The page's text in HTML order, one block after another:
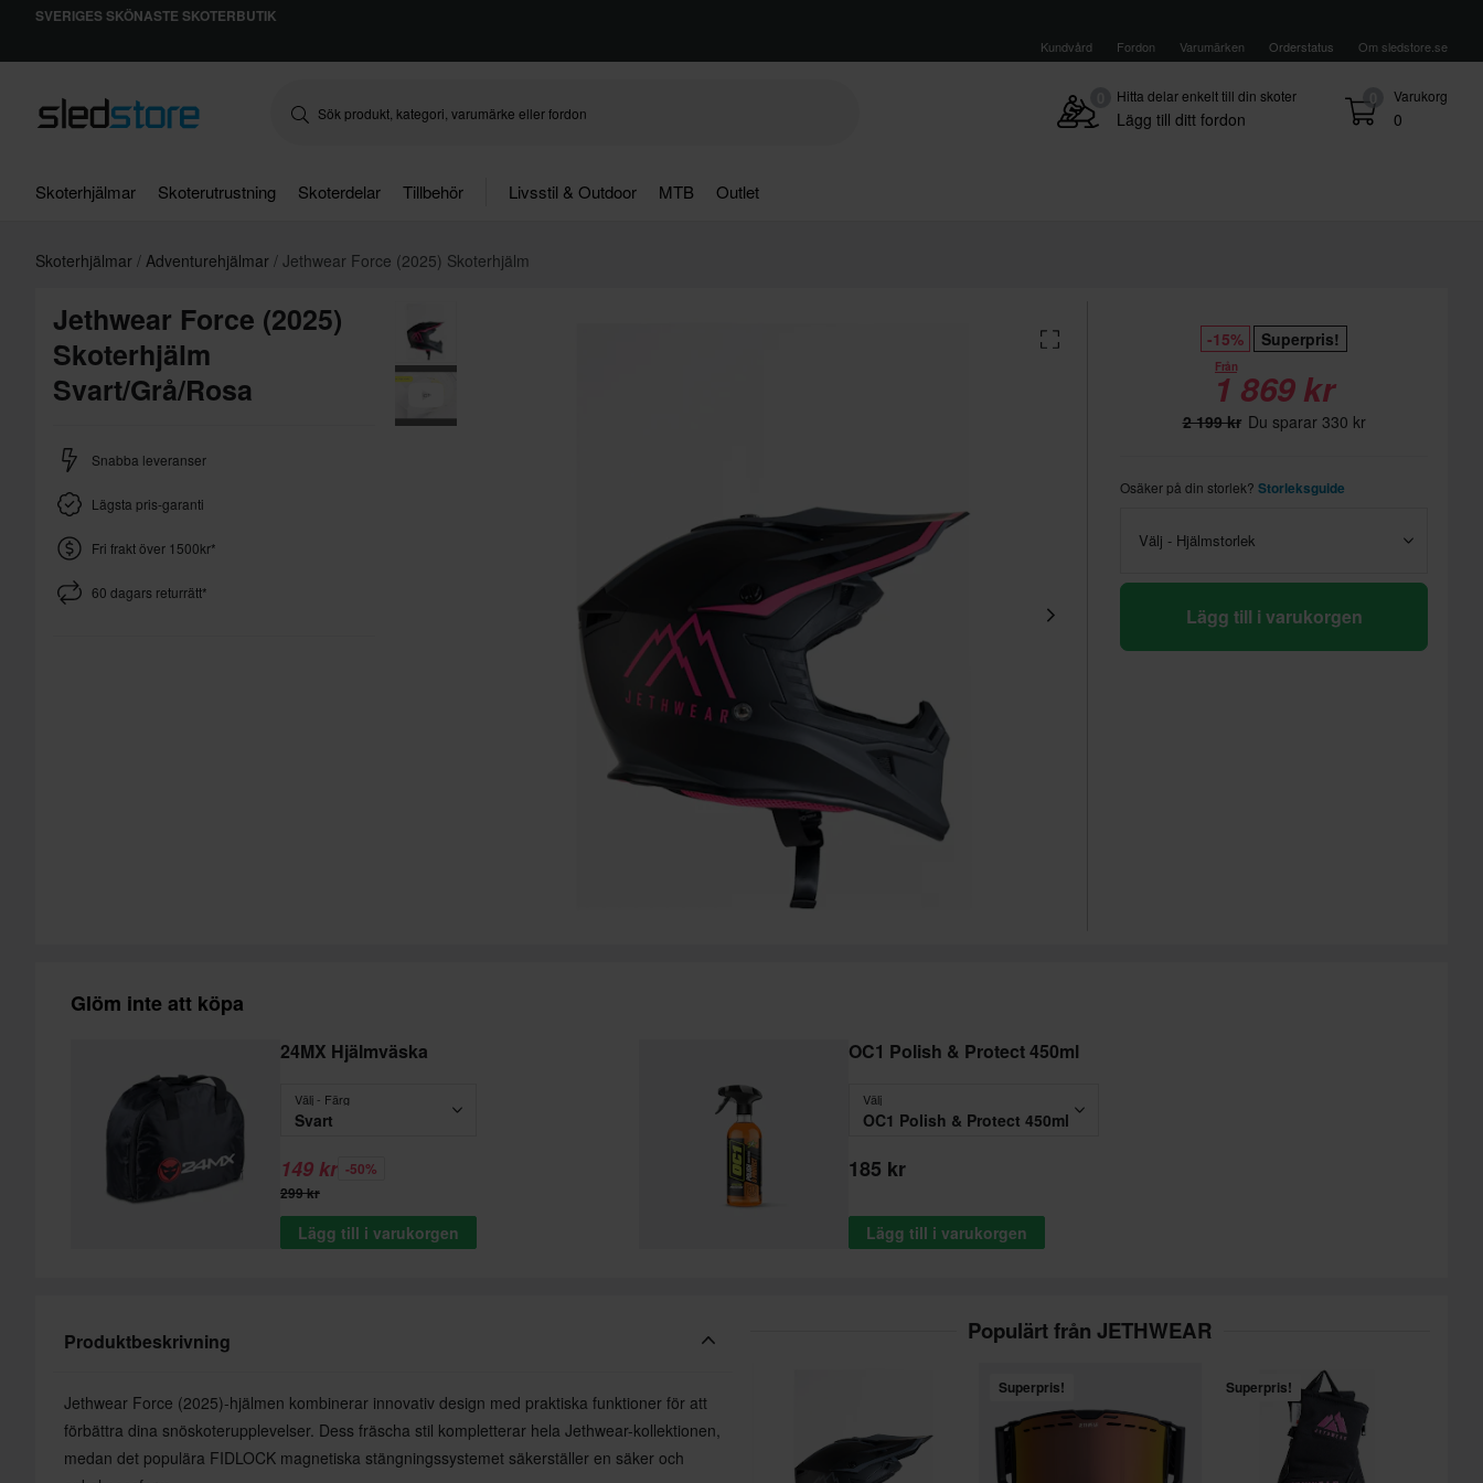
SVERIGES SKÖNASTE SKOTERBUTIK
Kundvård Fordon Varumärken Orderstatus Om sledstore.se
0 Varukorg
0
Hitta delar enkelt till din skoter
Lägg till ditt fordon
Skoterhjälmar Skoterutrustning Skoterdelar Tillbehör Livsstil & Outdoor MTB Outlet
Skoterhjälmar Adventurehjälmar Jethwear Force (2025) Skoterhjälm
Jethwear Force (2025)
Skoterhjälm
Svart/Grå/Rosa
Snabba leveranser
Lägsta pris-garanti
Fri frakt över 1500kr*
60 dagars returrätt*
-15% Superpris!
Från
1 869 kr
2 199 kr Du sparar 330 kr
Osäker på din storlek? Storleksguide
Välj - Hjälmstorlek
Lägg till i varukorgen
Glöm inte att köpa
24MX Hjälmväska
Välj - Färg
Svart
149 kr -50%
299 kr
Lägg till i varukorgen
OC1 Polish & Protect 450ml
Välj
OC1 Polish & Protect 450ml
185 kr
Lägg till i varukorgen
Produktbeskrivning
Jethwear Force (2025)-hjälmen kombinerar innovativ design med praktiska funktioner för att
förbättra dina snöskoterupplevelser. Dess fräscha stil kompletterar hela Jethwear-kollektionen,
medan det populära FIDLOCK magnetiska stängningssystemet säkerställer en säker och
Populärt från JETHWEAR
Superpris! Superpris!